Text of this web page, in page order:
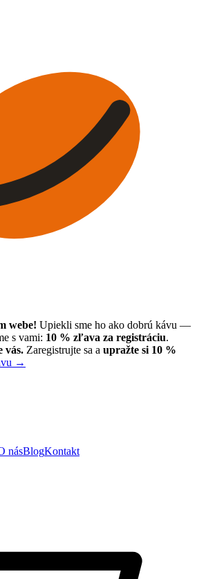
webe! Upiekli sme ho ako dobrú kávu —
s vami: 10 % zľava za registráciu.
vás. Zaregistrujte sa a upražte si 10 %
→
násBlogKontakt